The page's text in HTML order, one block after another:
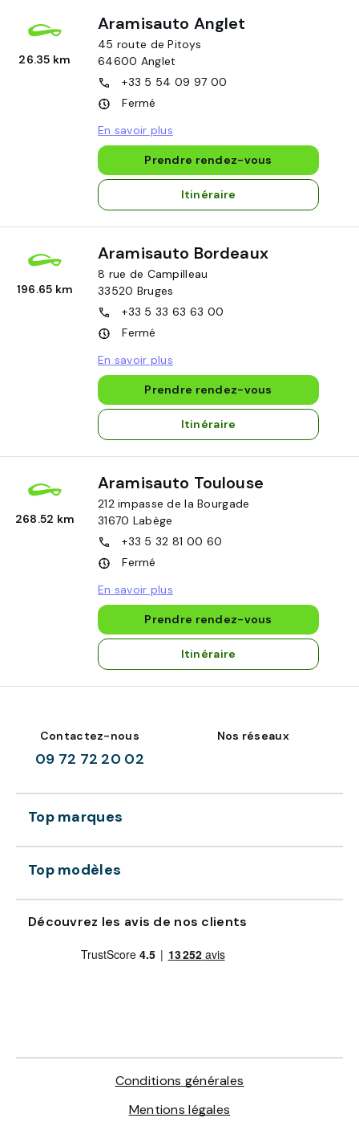
26.35 km
Aramisauto Anglet
45 route de Pitoys
64600 Anglet
+33 5 54 09 97 00
Fermé
En savoir plus
Prendre rendez-vous
Itinéraire
196.65 km
Aramisauto Bordeaux
8 rue de Campilleau
33520 Bruges
+33 5 33 63 63 00
Fermé
En savoir plus
Prendre rendez-vous
Itinéraire
268.52 km
Aramisauto Toulouse
212 impasse de la Bourgade
31670 Labège
+33 5 32 81 00 60
Fermé
En savoir plus
Prendre rendez-vous
Itinéraire
Contactez-nous
09 72 72 20 02
Nos réseaux
Top marques
Top modèles
Découvrez les avis de nos clients
Conditions générales
Mentions légales